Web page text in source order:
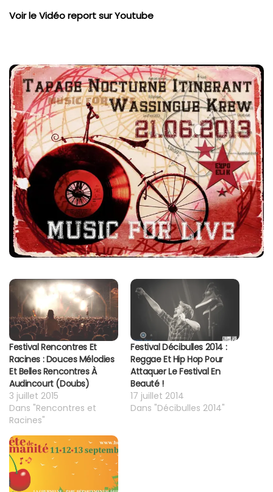
Voir le Vidéo report sur Youtube
Festival Rencontres Et
Racines : Douces Mélodies
Et Belles Rencontres À
Audincourt (Doubs)
3 juillet 2015
Dans "Rencontres et
Racines"
Festival Décibulles 2014 :
Reggae Et Hip Hop Pour
Attaquer Le Festival En
Beauté !
17 juillet 2014
Dans "Décibulles 2014"